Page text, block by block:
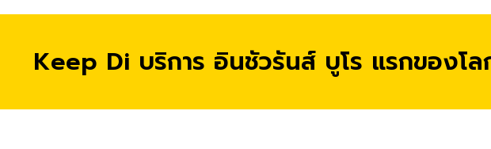
Keep Di บริการ อินชัวรันส์ บูโร แรกของโ